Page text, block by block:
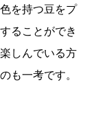
を持つ豆をプ
ることができ
しんでいる方
も一考です。